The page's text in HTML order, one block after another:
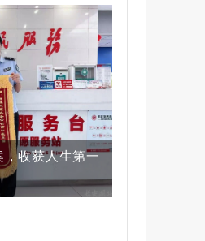
，收获人生第一